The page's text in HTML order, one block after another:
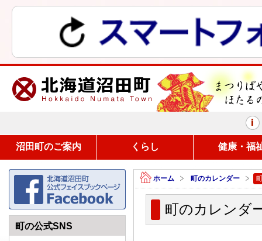
まつりばやしと、ほたるの里
沼田町のご案内 くらし 健康・福
ホーム 町のカレンダー
町のカレンダ
町の公式SNS